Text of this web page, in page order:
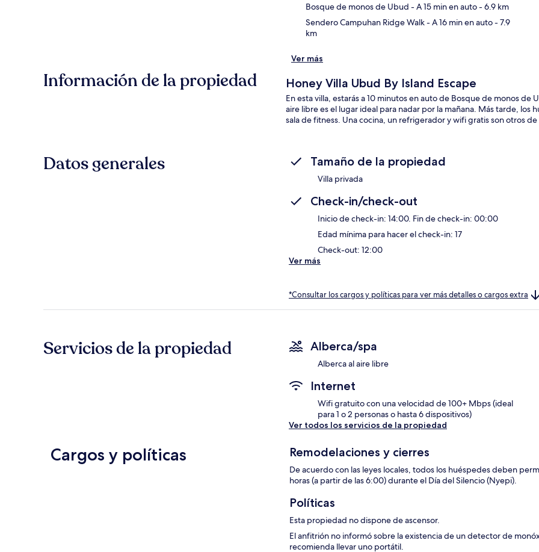
Bosque de monos de Ubud - A 15 min en auto- 6.9 km
Sendero Campuhan Ridge Walk- A 16 min en auto- 7.9
km
Ver más
Información de la propiedad Honey Villa Ubud By Island Escape
En esta villa, estarás a 10 minutos en auto de Bosque de monos
aire libre es el lugar ideal para nadar por la mañana. Más tarde,
sala de fitness. Una cocina, un refrigerador y wifi gratis son otros de
Datos generales Tamaño de la propiedad
Villa privada
Check-in/check-out
Inicio de check-in: 14:00. Fin de check-in: 00:00
Edad mínima para hacer el check-in: 17
Check-out: 12:00
Ver más
*Consultar los cargos y políticas para ver más detalles o cargos extra
Servicios de la propiedad Alberca/spa
Alberca al aire libre
Internet
Wifi gratuito con una velocidad de 100+ Mbps (ideal
para 1 o 2 personas o hasta 6 dispositivos)
Ver todos los servicios de la propiedad
Cargos y políticas Remodelaciones y cierres
De acuerdo con las leyes locales, todos los huéspedes deben
horas (a partir de las 6:00) durante el Día del Silencio (Nyepi).
Políticas
Esta propiedad no dispone de ascensor.
El anfitrión no informó sobre la existencia de un detector de
recomienda llevar uno portátil.